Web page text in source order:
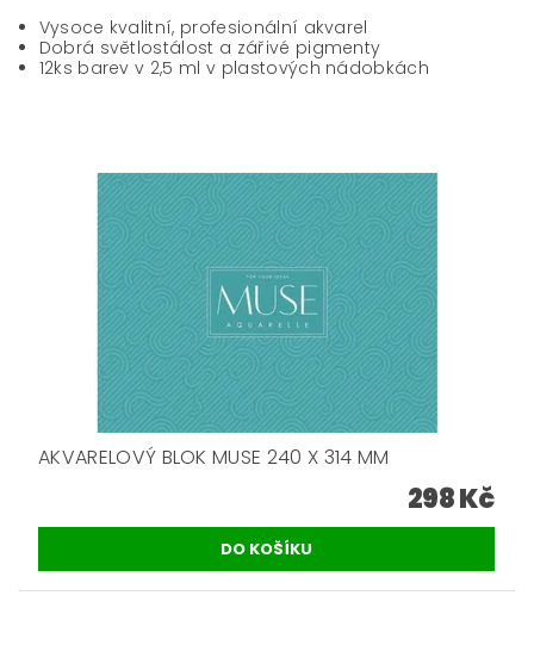
Vysoce kvalitní, profesionální akvarel
Dobrá světlostálost a zářivé pigmenty
12ks barev v 2,5 ml v plastových nádobkách
AKVARELOVÝ BLOK MUSE 240 X 314 MM
298 Kč